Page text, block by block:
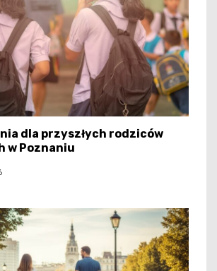
dla przyszłych rodziców
w Poznaniu